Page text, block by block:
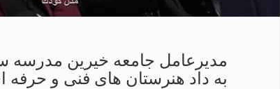
مدیرعامل جامعه خیرین مدرسه
به داد هنرستان های فنی و حرفه